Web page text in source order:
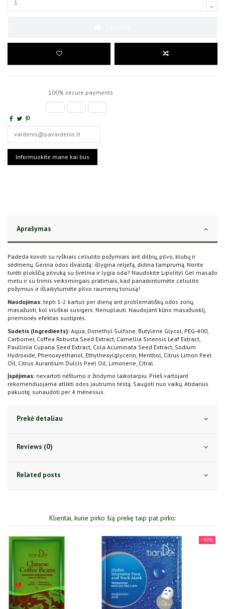
100% secure payments
Aprašymas
Padeda kovoti su ryškiais celiulito požymiais ant dilbių, pilvo, klubų ir
sėdmenų. Gerina odos išvaizdą: išlygina reljefą, didina tamprumą. Norite
turėti plokščią pilvuką su švelnia ir lygia oda? Naudokite Lipolityl Gel masažo
metu ir su trimis veiksmingais pratimais, kad panaikintumėte celiulito
požymius ir išlaikytumėte pilvo raumenų tonusą!
Naudojimas: tepti 1-2 kartus per dieną ant problematiškų odos zonų,
masažuoti, kol visiškai susigers. Nenuplauti. Naudojant kūno masažuoklį,
priemonės efektas sustiprės.
Sudetis (Ingredients): Aqua, Dimethyl Sulfone, Butylene Glycol, PEG-400,
Carbomer, Coffea Robusta Seed Extract, Camellia Sinensis Leaf Extract,
Paullinia Cupana Seed Extract, Cola Acuminata Seed Extract, Sodium
Hydroxide, Phenoxyethanol, Ethylhexylglycerin, Menthol, Citrus Limon Peel
Oil, Citrus Aurantium Dulcis Peel Oil, Limonene, Citral.
Įspėjimas: nevartoti nėštumo ir žindymo laikotarpiu. Prieš vartojant
rekomenduojama atlikti odos jautrumo testą. Saugoti nuo vaikų. Atidarius
pakuotę, sunaudoti per 4 mėnesius.
Prekė detaliau
Reviews (0)
Related posts
Klientai, kurie pirko šią prekę taip pat pirko:
−30%